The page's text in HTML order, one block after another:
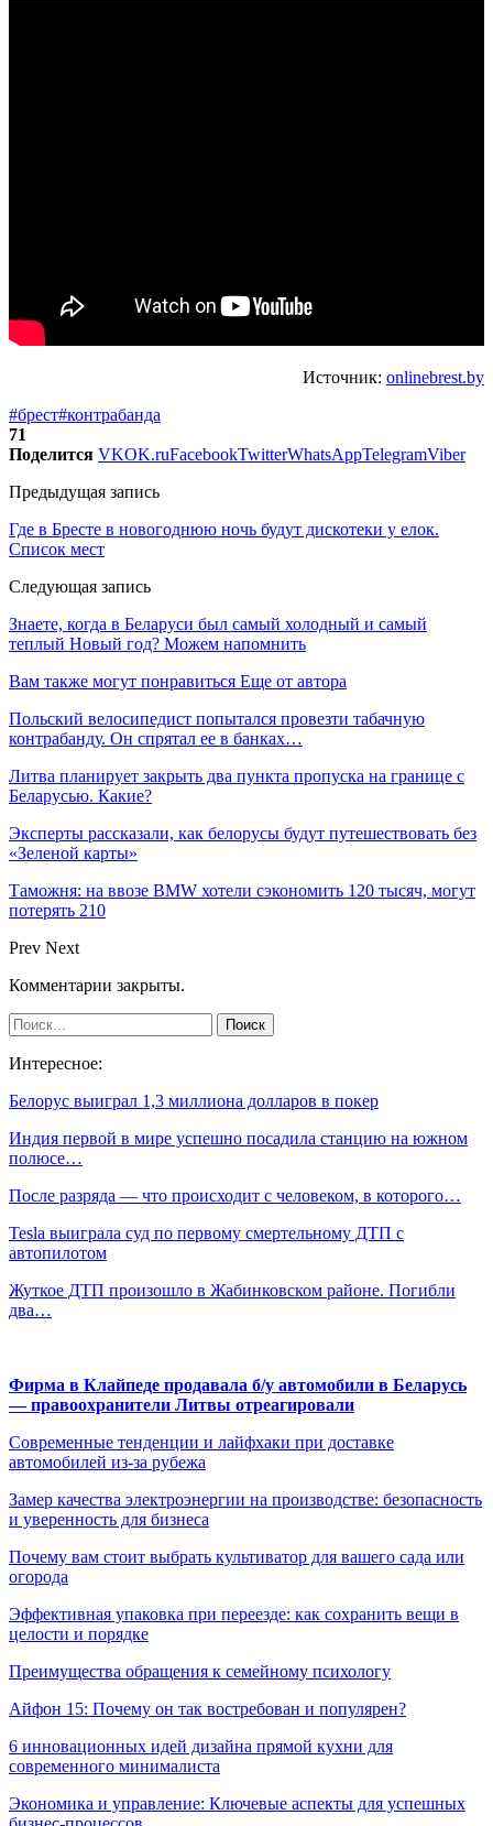
Источник: onlinebrest.by
#брест#контрабанда
71
Поделится VKOK.ruFacebookTwitterWhatsAppTelegramViber
Предыдущая запись
Где в Бресте в новогоднюю ночь будут дискотеки у елок.
Список мест
Следующая запись
Знаете, когда в Беларуси был самый холодный и самый
теплый Новый год? Можем напомнить
Вам также могут понравиться Еще от автора
Польский велосипедист попытался провезти табачную
контрабанду. Он спрятал ее в банках…
Литва планирует закрыть два пункта пропуска на границе с
Беларусью. Какие?
Эксперты рассказали, как белорусы будут путешествовать без
«Зеленой карты»
Таможня: на ввозе BMW хотели сэкономить 120 тысяч, могут
потерять 210
Prev Next
Комментарии закрыты.
Интересное:
Белорус выиграл 1,3 миллиона долларов в покер
Индия первой в мире успешно посадила станцию на южном
полюсе…
После разряда — что происходит с человеком, в которого…
Tesla выиграла суд по первому смертельному ДТП с
автопилотом
Жуткое ДТП произошло в Жабинковском районе. Погибли
два…
Фирма в Клайпеде продавала б/у автомобили в Беларусь
— правоохранители Литвы отреагировали
Современные тенденции и лайфхаки при доставке
автомобилей из-за рубежа
Замер качества электроэнергии на производстве: безопасность
и уверенность для бизнеса
Почему вам стоит выбрать культиватор для вашего сада или
огорода
Эффективная упаковка при переезде: как сохранить вещи в
целости и порядке
Преимущества обращения к семейному психологу
Айфон 15: Почему он так востребован и популярен?
6 инновационных идей дизайна прямой кухни для
современного минималиста
Экономика и управление: Ключевые аспекты для успешных